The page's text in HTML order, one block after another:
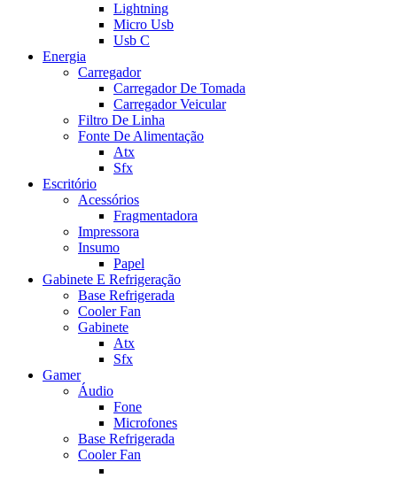
Lightning
Micro Usb
Usb C
Energia
Carregador
Carregador De Tomada
Carregador Veicular
Filtro De Linha
Fonte De Alimentação
Atx
Sfx
Escritório
Acessórios
Fragmentadora
Impressora
Insumo
Papel
Gabinete E Refrigeração
Base Refrigerada
Cooler Fan
Gabinete
Atx
Sfx
Gamer
Áudio
Fone
Microfones
Base Refrigerada
Cooler Fan